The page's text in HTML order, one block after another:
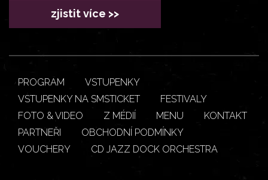
zjistit více >>
PROGRAM
VSTUPENKY
VSTUPENKY NA SMSTICKET
FESTIVALY
FOTO & VIDEO
Z MÉDIÍ MENU
KONTAKT
PARTNEŘI
OBCHODNÍ PODMÍNKY
VOUCHERY
CD JAZZ DOCK ORCHESTRA